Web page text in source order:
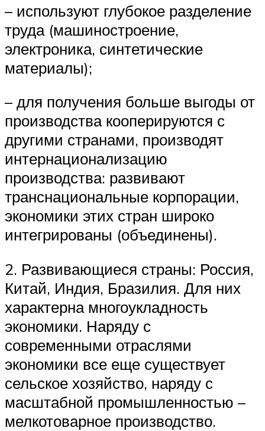
– используют глубокое разделение
труда (машиностроение,
электроника, синтетические
материалы);
– для получения больше выгоды от
производства кооперируются с
другими странами, производят
интернационализацию
производства: развивают
транснациональные корпорации,
экономики этих стран широко
интегрированы (объединены).
2. Развивающиеся страны: Россия,
Китай, Индия, Бразилия. Для них
характерна многоукладность
экономики. Наряду с
современными отраслями
экономики все еще существует
сельское хозяйство, наряду с
масштабной промышленностью –
мелкотоварное производство.